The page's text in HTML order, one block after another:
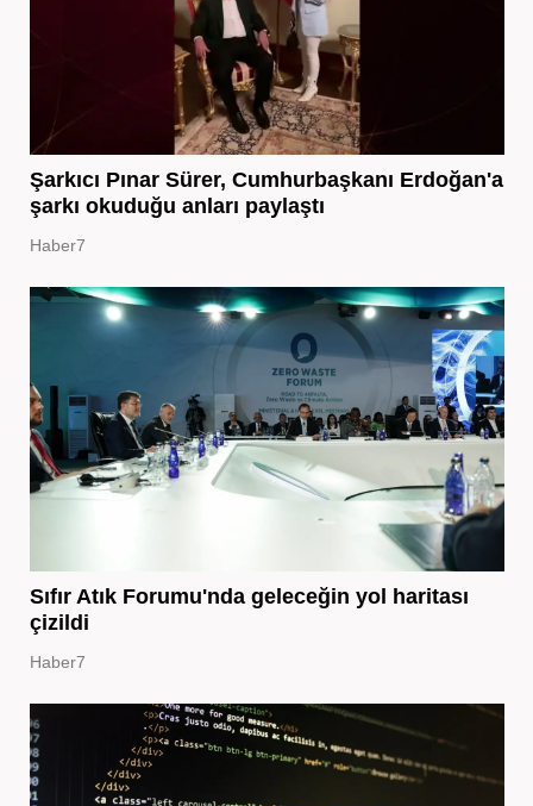
Şarkıcı Pınar Sürer, Cumhurbaşkanı Erdoğan'a
şarkı okuduğu anları paylaştı
Haber7
Sıfır Atık Forumu'nda geleceğin yol haritası
çizildi
Haber7